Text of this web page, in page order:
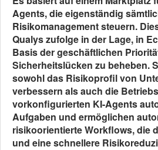
Agents, die eigenständig
Risikomanagement steuern.
Qualys zufolge in der Lage, in
Basis der geschäftlichen
Sicherheitslücken zu beheben.
sowohl das Risikoprofil von
verbessern als auch die
vorkonfigurierten KI-Agents
Aufgaben und ermöglichen
risikoorientierte Workflows, die
und eine schnellere